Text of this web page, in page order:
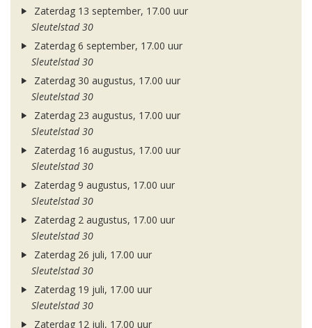
Zaterdag 13 september, 17.00 uur
Sleutelstad 30
Zaterdag 6 september, 17.00 uur
Sleutelstad 30
Zaterdag 30 augustus, 17.00 uur
Sleutelstad 30
Zaterdag 23 augustus, 17.00 uur
Sleutelstad 30
Zaterdag 16 augustus, 17.00 uur
Sleutelstad 30
Zaterdag 9 augustus, 17.00 uur
Sleutelstad 30
Zaterdag 2 augustus, 17.00 uur
Sleutelstad 30
Zaterdag 26 juli, 17.00 uur
Sleutelstad 30
Zaterdag 19 juli, 17.00 uur
Sleutelstad 30
Zaterdag 12 juli, 17.00 uur